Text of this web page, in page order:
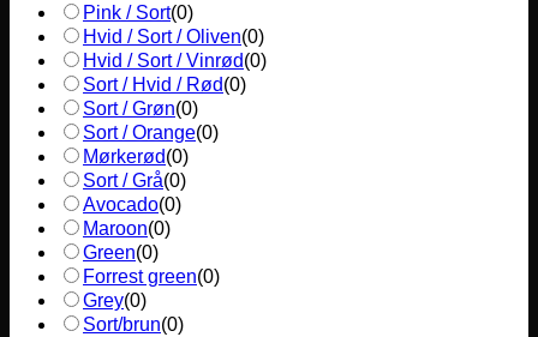
Pink / Sort(0)
Hvid / Sort / Oliven(0)
Hvid / Sort / Vinrød(0)
Sort / Hvid / Rød(0)
Sort / Grøn(0)
Sort / Orange(0)
Mørkerød(0)
Sort / Grå(0)
Avocado(0)
Maroon(0)
Green(0)
Forrest green(0)
Grey(0)
Sort/brun(0)